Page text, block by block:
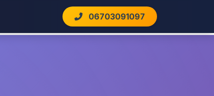
06703091097